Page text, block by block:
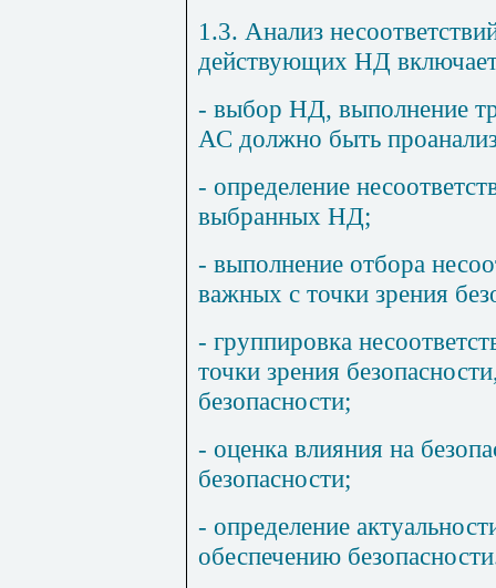
1.3. Анализ
действующих НД
- выбор НД, выполнение
АС должно быть
- определение
выбранных НД;
- выполнение отбора
важных с точки зрения
- группировка
точки зрения
безопасности;
- оценка влияния на
безопасности;
- определение
обеспечению